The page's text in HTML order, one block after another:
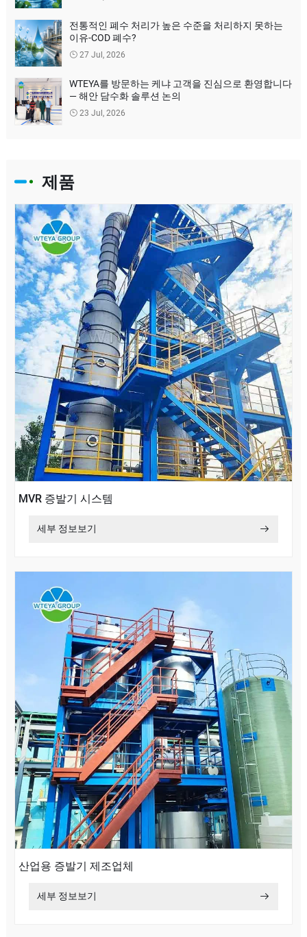
전통적인 폐수 처리가 높은 수준을 처리하지 못하는
이유-COD 폐수?
27 Jul, 2026
WTEYA를 방문하는 케냐 고객을 진심으로 환영합니다
— 해안 담수화 솔루션 논의
23 Jul, 2026
제품
MVR 증발기 시스템
세부 정보보기
산업용 증발기 제조업체
세부 정보보기